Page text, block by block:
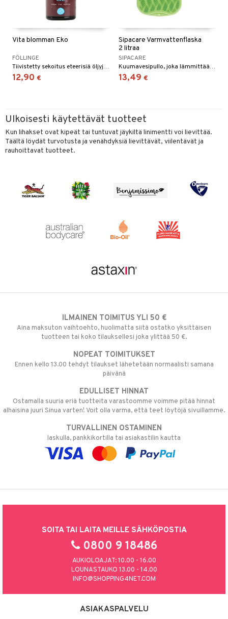
Vita blomman Eko
FÖLLINGE
Tiivistetty sekoitus eteerisiä öljyjä. Nestemäinen linimentti jota voidaan käyttää treenejä ennen tai niiden jälkeen tai yleisesti lihasten ollessa väsyneitä.
12,90 €
Sipacare Varmvattenflaska
2 litraa
SIPACARE
Kuumavesipullo, joka lämmittää sinua, kun olet viluinen.
13,49 €
Ulkoisesti käytettävät tuotteet
Kun lihakset ovat kipeät tai tuntuvat jäykiltä linimentti voi lievittää.
Täältä löydät turvotusta ja venähdyksiä lievittävät, viilentävät ja
rauhoittavat tuotteet.
ILMAINEN TOIMITUS YLI 50 €
Aina maksuton vaihtoehto, huolimatta siitä ostatko yksittäisen
tuotteen tai koko tilauksellesi joka ylittää 50 €.
NOPEAT TOIMITUKSET
Ennen kello 13.00 tehdyt tilaukset lähetetään normaalisti samana
päivänä
EDULLISET HINNAT
Ostamalla suuria eriä tuotteita varastoomme voimme pitää hinnat
alhaisina juuri Sinua varten! Voit olla varma, että teet löytöjä sivuillamme.
TURVALLINEN OSTAMINEN
laskulla, pankkikortilla tai asiakastilin kautta
SOITA TAI LAITA MEILLE SÄHKÖPOSTIA
0800 9 18486
AUKIOLOAJAT: 10.00 - 16.00
LOUNASTAUKO 13.00 - 14.00
INFO@SHOPPING4NET.COM
ASIAKASPALVELU